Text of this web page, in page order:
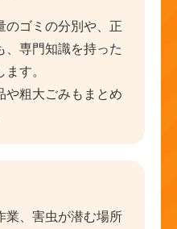
のゴミの分別や、正
、専門知識を持った
す。
や粗大ごみもまとめ
業、害虫が潜む場所